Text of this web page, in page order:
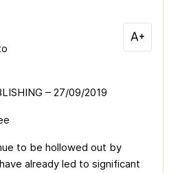
– 27/09/2019
to be hollowed out by
already led to significant